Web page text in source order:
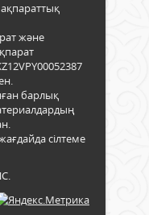
және
барлық
сілтеме